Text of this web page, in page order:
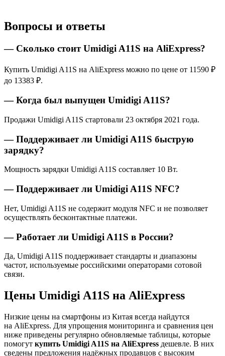
Вопросы и ответы
— Сколько стоит Umidigi A11S на AliExpress?
Купить Umidigi A11S на AliExpress можно по цене от 11590 ₽
до 13383 ₽.
— Когда был выпущен Umidigi A11S?
Продажи Umidigi A11S стартовали 23 октября 2021 года.
— Поддерживает ли Umidigi A11S быструю
зарядку?
Мощность зарядки Umidigi A11S составляет 10 Вт.
— Поддерживает ли Umidigi A11S NFC?
Нет, Umidigi A11S не содержит модуля NFC и не позволяет
осуществлять бесконтактные платежи.
— Работает ли Umidigi A11S в России?
Да, Umidigi A11S поддерживает стандарты и диапазоны
частот, используемые российскими операторами сотовой
связи.
Цены Umidigi A11S на AliExpress
Низкие цены на смартфоны из Китая всегда найдутся
на AliExpress. Для упрощения мониторинга и сравнения цен
ниже приведены регулярно обновляемые таблицы, которые
помогут купить Umidigi A11S на AliExpress дешевле. В них
сведены предложения надёжных продавцов с высоким